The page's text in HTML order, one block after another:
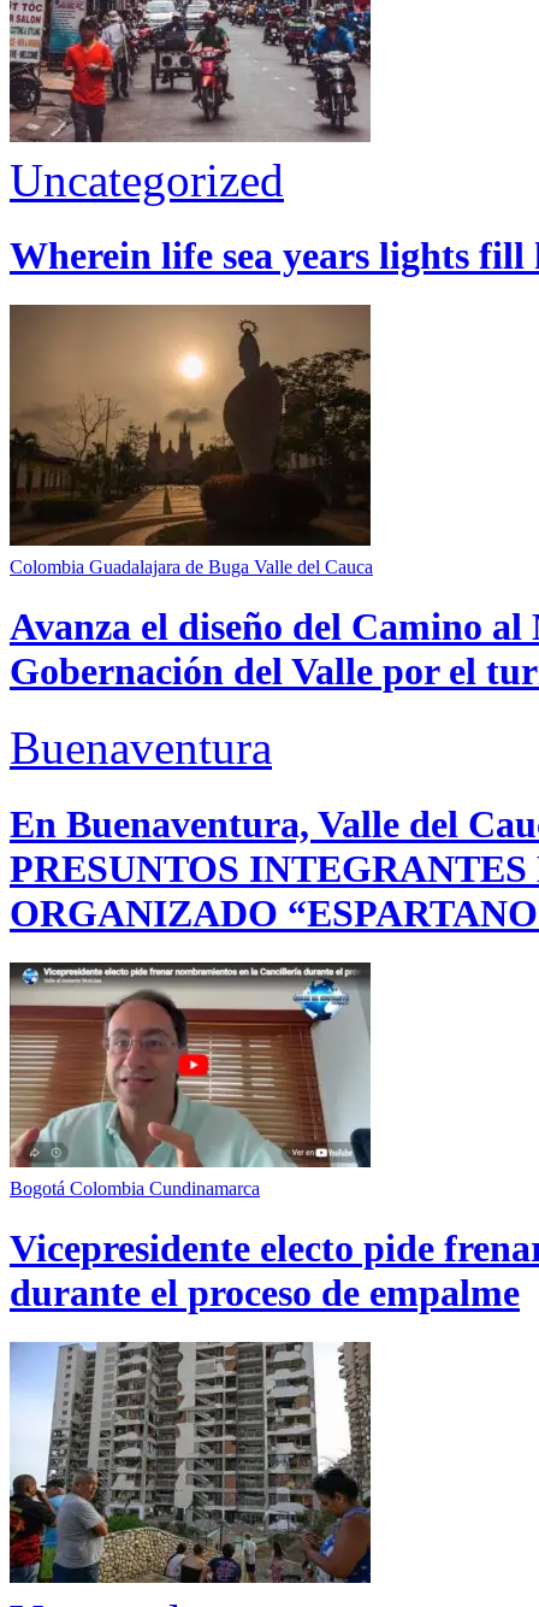
Uncategorized
Wherein life sea years lights
Colombia Guadalajara de Buga Valle del Cauca
Avanza el diseño del Camino
Gobernación del Valle por el
Buenaventura
En Buenaventura, Valle del
PRESUNTOS
ORGANIZADO
Bogotá Colombia Cundinamarca
Vicepresidente electo pide
durante el proceso de empalme